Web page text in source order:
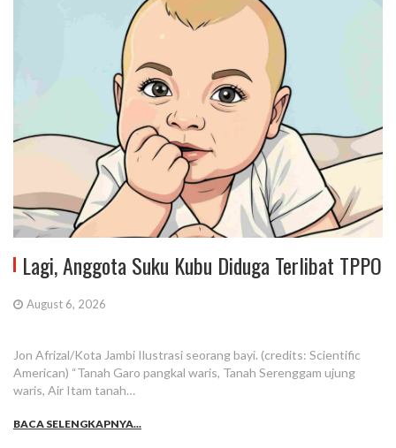
Lagi, Anggota Suku Kubu Diduga Terlibat TPPO
August 6, 2026
Jon Afrizal/Kota Jambi Ilustrasi seorang bayi. (credits: Scientific
American) “Tanah Garo pangkal waris, Tanah Serenggam ujung
waris, Air Itam tanah…
BACA SELENGKAPNYA...